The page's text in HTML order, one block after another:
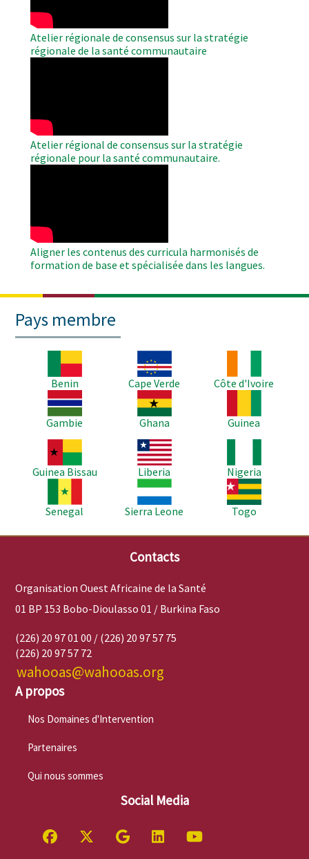
Atelier régionale de consensus sur la stratégie
régionale de la santé communautaire
Atelier régional de consensus sur la stratégie
régionale pour la santé communautaire.
Aligner les contenus des curricula harmonisés de
formation de base et spécialisée dans les langues.
Pays membre
Benin
Image
Cape Verde
Côte d'Ivoire
Image
Gambie
Image
Ghana
Guinea
Image
Guinea Bissau
Image
Liberia
Nigeria
Senegal
Image
Sierra Leone
Image
Togo
Contacts
Organisation Ouest Africaine de la Santé
01 BP 153 Bobo-Dioulasso 01 / Burkina Faso
(226) 20 97 01 00 / (226) 20 97 57 75
(226) 20 97 57 72
wahooas@wahooas.org
A propos
Nos Domaines d'Intervention
Partenaires
Qui nous sommes
Social Media